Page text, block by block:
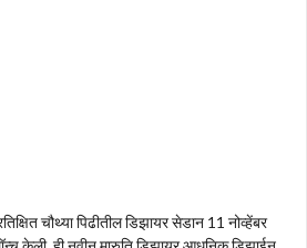
चौथ्या पिढीतील डिझायर सेडान 11 नोव्हेंबर